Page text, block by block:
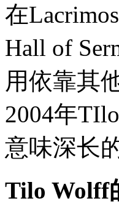
在
Hall of
用依靠其
2004年
意味深长
Tilo Wolff